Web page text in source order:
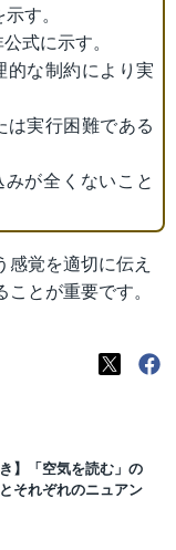
す。
式に示す。
的な制約により実
は実行困難である
が全くないこと
覚を適切に伝え
とが重要です。
き】「空気を読む」の
それぞれのニュアン